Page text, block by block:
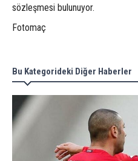
sözleşmesi bulunuyor.
Fotomaç
Bu Kategorideki Diğer Haberler